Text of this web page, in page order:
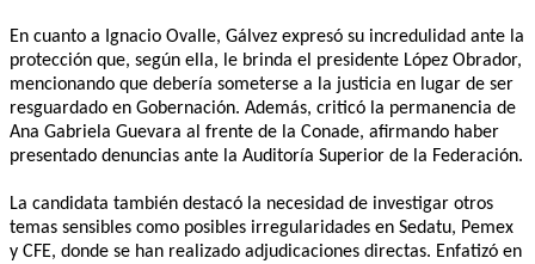
En cuanto a Ignacio Ovalle, Gálvez expresó su incredulidad ante la
protección que, según ella, le brinda el presidente López Obrador,
mencionando que debería someterse a la justicia en lugar de ser
resguardado en Gobernación. Además, criticó la permanencia de
Ana Gabriela Guevara al frente de la Conade, afirmando haber
presentado denuncias ante la Auditoría Superior de la Federación.
La candidata también destacó la necesidad de investigar otros
temas sensibles como posibles irregularidades en Sedatu, Pemex
y CFE, donde se han realizado adjudicaciones directas. Enfatizó en